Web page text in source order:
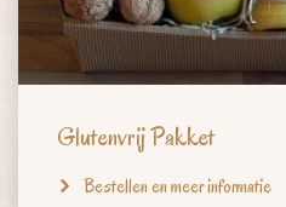
Glutenvrij Pakket
Bestellen en meer informatie